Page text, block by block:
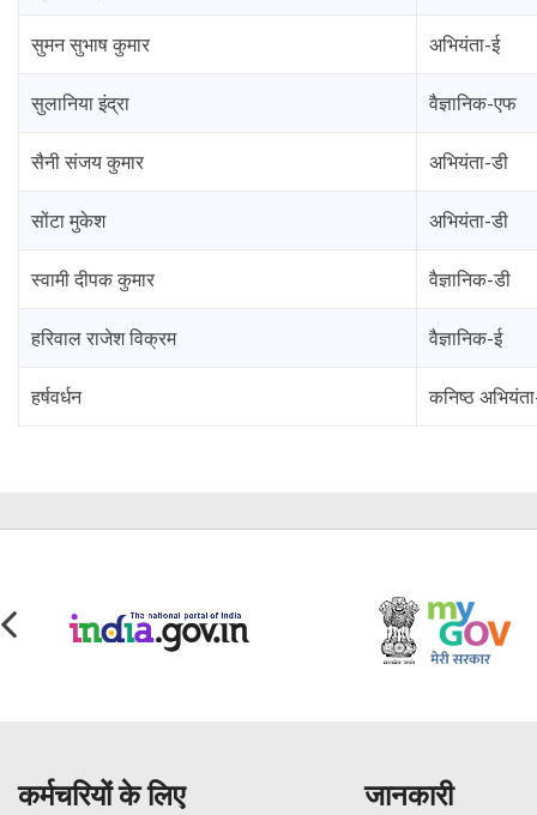
सुमन सुभाष कुमार अभियंता-ई
सुलानिया इंद्रा वैज्ञानिक-एफ
सैनी संजय कुमार अभियंता-डी
सोंटा मुकेश अभियंता-डी
स्वामी दीपक कुमार वैज्ञानिक-डी
हरिवाल राजेश विक्रम वैज्ञानिक-ई
हर्षवर्धन कनिष्ठ
कर्मचरियों के लिए
जानकारी